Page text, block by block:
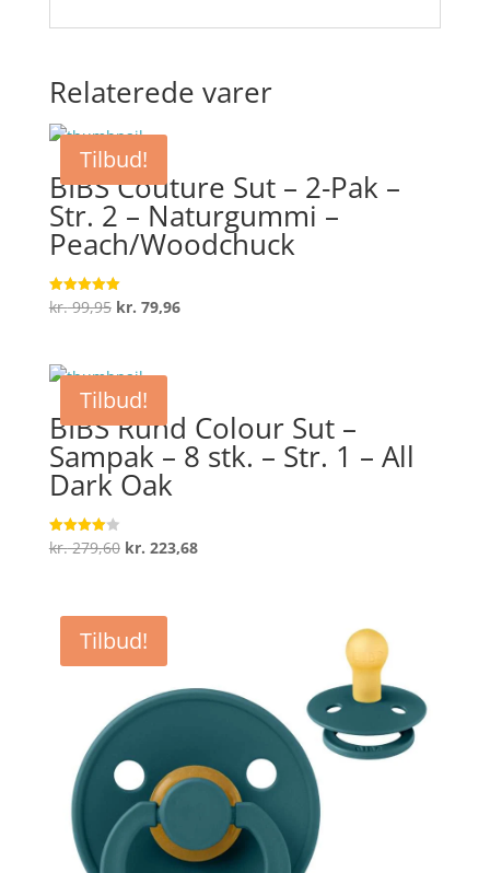
Relaterede varer
Tilbud!
BIBS Couture Sut – 2-Pak –
Str. 2 – Naturgummi –
Peach/Woodchuck
Vurderet
5
kr.99,95 Den
var:
kr. 99,95.
kr. 79,96Den
Tilbud!
BIBS Rund Colour Sut –
Sampak – 8 stk. – Str. 1 – All
Dark Oak
Vurderet
4
kr.279,60 Den
var:
kr. 279,60.
kr. 223,68Den
Tilbud!